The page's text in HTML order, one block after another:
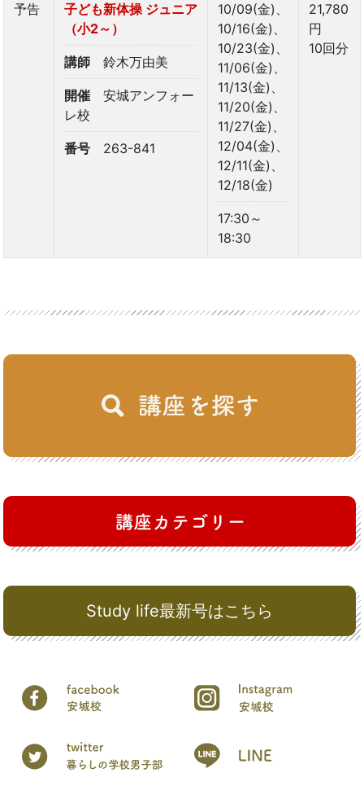
Study life最新号はこちら
予告
子ども新体操 ジュニア
（小2～）
講師 鈴木万由美
開催
安城アンフォー
レ校
番号 263-841
10/09(金)、
10/16(金)、
10/23(金)、
11/06(金)、
11/13(金)、
11/20(金)、
11/27(金)、
12/04(金)、
12/11(金)、
12/18(金)
17:30～
18:30
21,780
円
10回分